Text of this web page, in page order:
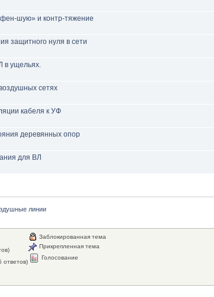
шую» и контр-тяжение
защитного нуля в сети
в ущельях.
сетях
кабеля к УФ
деревянных опор
для ВЛ
линии
ответов)
Заблокированная тема
Прикрепленная тема
Голосование